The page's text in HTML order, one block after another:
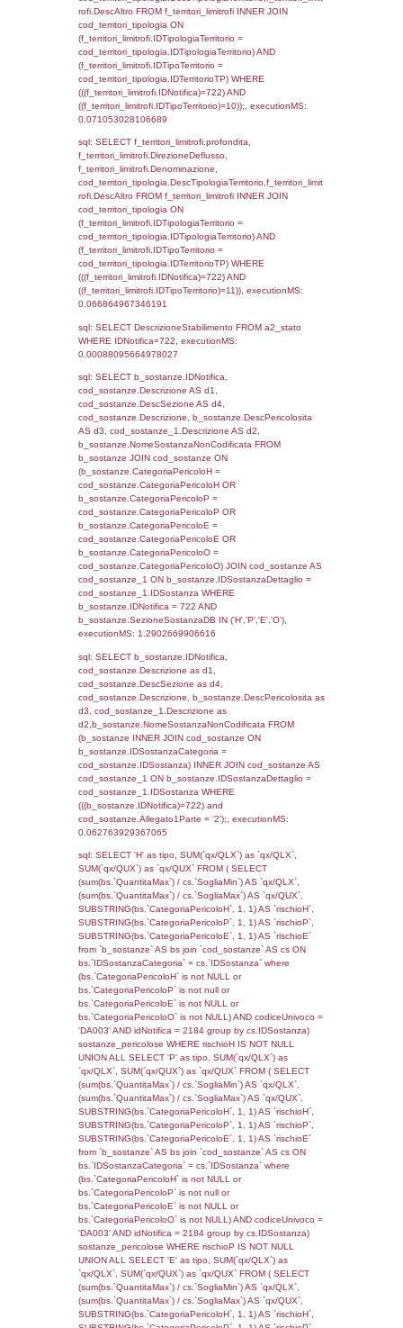
(((f_territori_limitrofi.IDNotifica)=722) AND
((f_territori_limitrofi.IDTipoTerritorio)=4)),
0.072236061096191
sql: SELECT f_territori_limitrofi.Distanza,
f_territori_limitrofi.Direzione,
f_territori_limitrofi.DescAltro FROM
JOIN cod_territori_tipologia ON
(f_territori_limitrofi.IDTipologiaTerritorio =
cod_territori_tipologia.IDTipologiaTerritorio)
(f_territori_limitrofi.IDTipoTerritorio =
cod_territori_tipologia.IDTerritorioTP)
(((f_territori_limitrofi.IDNotifica)=722) AND
0.071146011352539
sql: SELECT f_territori_limitrofi.Distanza,
f_territori_limitrofi.Direzione,
f_territori_limitrofi.Denominazione,
rofi.DescAltro FROM f_territori_limitrofi
cod_territori_tipologia ON
(f_territori_limitrofi.IDTipologiaTerritorio =
cod_territori_tipologia.IDTipologiaTerritorio)
(f_territori_limitrofi.IDTipoTerritorio =
cod_territori_tipologia.IDTerritorioTP)
(((f_territori_limitrofi.IDNotifica)=722) AND
((f_territori_limitrofi.IDTipoTerritorio)=6)),
0.070652008056641
sql: SELECT f_territori_limitrofi.Distanza,
f_territori_limitrofi.Direzione,
f_territori_limitrofi.Denominazione,
rofi.DescAltro FROM f_territori_limitrofi
cod_territori_tipologia ON
(f_territori_limitrofi.IDTipologiaTerritorio =
cod_territori_tipologia.IDTipologiaTerritorio)
(f_territori_limitrofi.IDTipoTerritorio =
(((f_territori_limitrofi.IDNotifica)=722) AND
((f_territori_limitrofi.IDTipoTerritorio)=7)),
0.069084882736206
sql: SELECT
reg_f_territori_limitrofi.Direzione,
reg_f_territori_limitrofi.Denominazione,
_limitrofi.DescAltro FROM
JOIN cod_territori_tipologia ON
(reg_f_territori_limitrofi.IDTipologiaTerritorio =
cod_territori_tipologia.IDTipologiaTerritorio)
(reg_f_territori_limitrofi.IDTipoTerritorio =
cod_territori_tipologia.IDTerritorioTP)
0.019689083099365
sql: SELECT f_territori_limitrofi.Distanza,
f_territori_limitrofi.Direzione,
f_territori_limitrofi.Denominazione,
rofi.DescAltro FROM f_territori_limitrofi